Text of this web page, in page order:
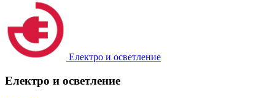
Електро и осветление
Електро и осветление